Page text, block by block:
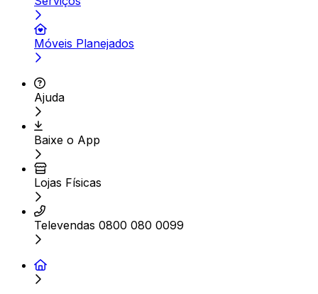
Móveis Planejados
Ajuda
Baixe o App
Lojas Físicas
Televendas 0800 080 0099